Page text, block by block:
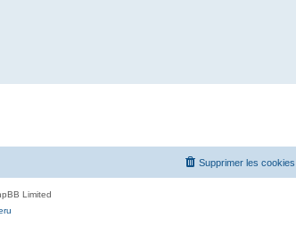
Supprimer les cookies
Limited